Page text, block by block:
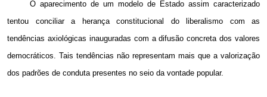
O aparecimento de um modelo de Estado assim caracterizado
tentou conciliar a herança constitucional do liberalismo com as
tendências axiológicas inauguradas com a difusão concreta dos valores
democráticos. Tais tendências não representam mais que a valorização
dos padrões de conduta presentes no seio da vontade popular.